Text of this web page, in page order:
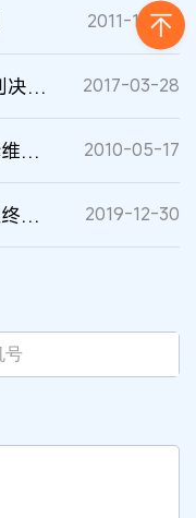
2011-10-24
《猎场》版权纠纷案终审判决：维持原判 2017-03-28
上海高院驳回“力拓案”上诉维持原判 2010-05-17
“梦幻西游”网游直播侵权案终审维持原判，网易获赔两千万 2019-12-30